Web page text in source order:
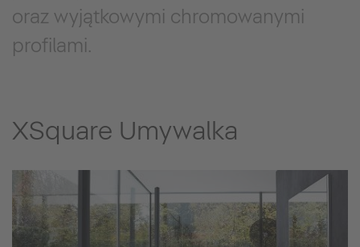
oraz wyjątkowymi chromowanymi
profilami.
XSquare Umywalka